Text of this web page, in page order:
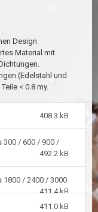
Design
Material mit
(Edelstahl und
< 0.8 my.
408.3 kB
300 / 600 / 900 /
492.2 kB
/ 2400 / 3000
411.4 kB
411.0 kB